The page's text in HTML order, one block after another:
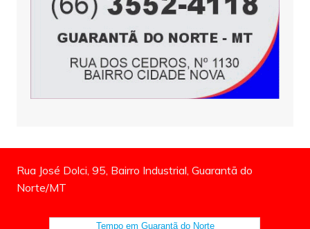
Rua José Dolci, 95, Bairro Industrial, Guarantã do
Norte/MT